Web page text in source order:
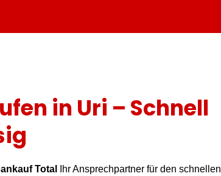
in Uri – Schnell
Total
Ihr Ansprechpartner für den schnellen